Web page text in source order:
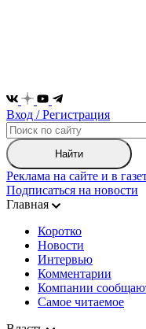
Вход / Регистрация
Найти
Реклама на сайте и в
Подписаться на новости
Главная
Коротко
Новости
Интервью
Комментарии
Компании
Самое читаемое